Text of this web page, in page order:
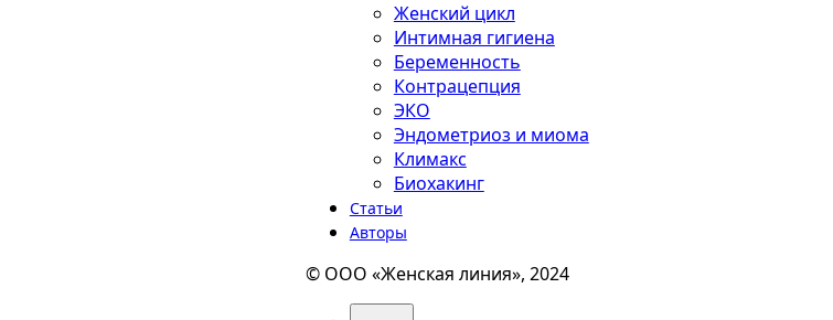
Женский цикл
Интимная гигиена
Беременность
Контрацепция
ЭКО
Эндометриоз и миома
Климакс
Биохакинг
Статьи
Авторы
© ООО «Женская линия», 2024